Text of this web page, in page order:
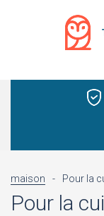
maison - Pour la
Pour la